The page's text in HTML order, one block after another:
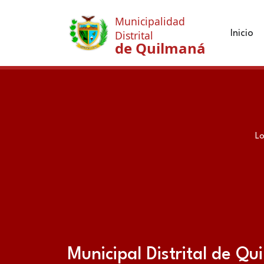
Municipalidad
Distrital
de Quilmaná
Inicio
Municipal Distrital de